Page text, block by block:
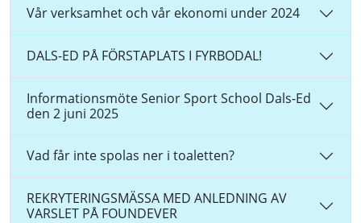
Vår verksamhet och vår ekonomi under 2024
DALS-ED PÅ FÖRSTAPLATS I FYRBODAL!
Informationsmöte Senior Sport School Dals-Ed
den 2 juni 2025
Vad får inte spolas ner i toaletten?
REKRYTERINGSMÄSSA MED ANLEDNING AV
VARSLET PÅ FOUNDEVER